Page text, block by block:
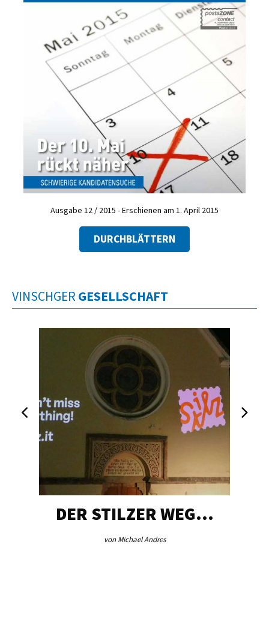
Ausgabe 12 / 2015 - Erschienen am 1. April 2015
DURCHBLÄTTERN
VINSCHGER GESELLSCHAFT
DER STILZER WEG…
von Michael Andres